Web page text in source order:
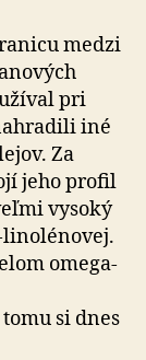
medzi
pri
iné
Za
jeho profil
vysoký
linolénovej.
omega-
si dnes